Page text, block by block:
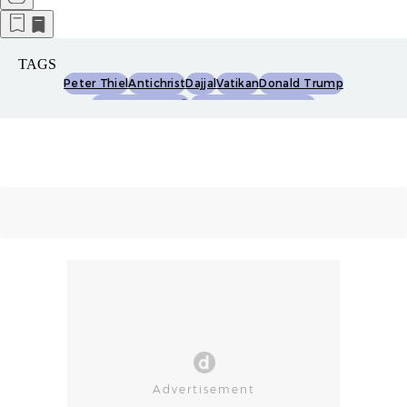
TAGS
Peter ThielAntichristDajjalVatikanDonald Trump